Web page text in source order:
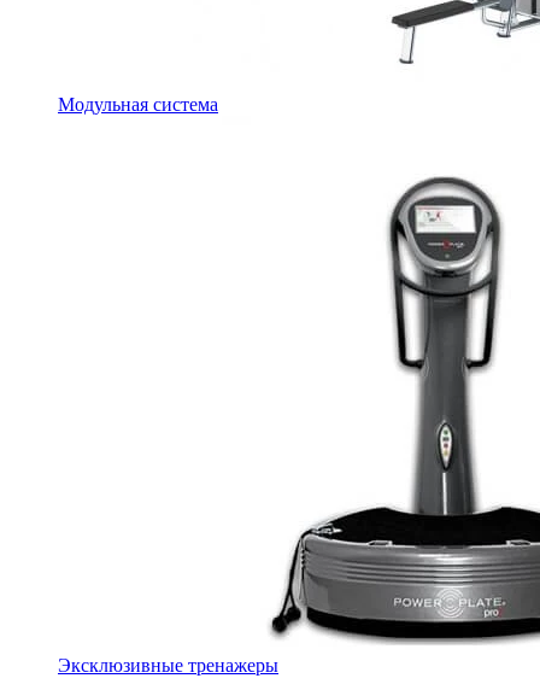
Модульная система
Эксклюзивные тренажеры